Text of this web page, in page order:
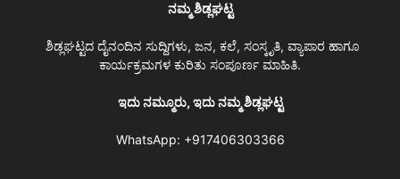
ನಮ್ಮ ಶಿಡ್ಲಘಟ್ಟ
ಶಿಡ್ಲಘಟ್ಟದ ದೈನಂದಿನ ಸುದ್ದಿಗಳು, ಜನ, ಕಲೆ, ಸಂಸ್ಕೃತಿ, ವ್ಯಾಪಾರ ಹಾಗೂ
ಕಾರ್ಯಕ್ರಮಗಳ ಕುರಿತು ಸಂಪೂರ್ಣ ಮಾಹಿತಿ.
ಇದು ನಮ್ಮೂರು, ಇದು ನಮ್ಮ ಶಿಡ್ಲಘಟ್ಟ
WhatsApp: +917406303366